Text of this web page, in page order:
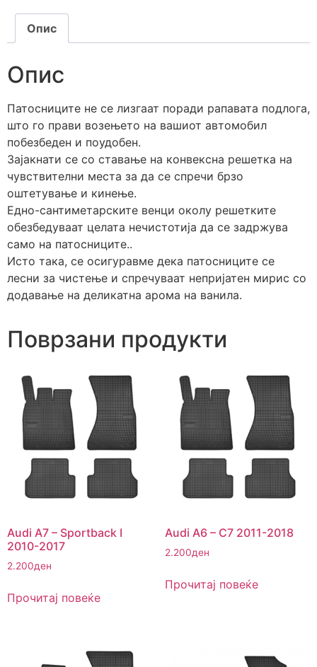
Опис
Опис
Патосниците не се лизгаат поради рапавата подлога,
што го прави возењето на вашиот автомобил
побезбеден и поудобен.
Зајакнати се со ставање на конвексна решетка на
чувствителни места за да се спречи брзо
оштетување и кинење.
Едно-сантиметарските венци околу решетките
обезбедуваат целата нечистотија да се задржува
само на патосниците..
Исто така, се осигуравме дека патосниците се
лесни за чистење и спречуваат непријатен мирис со
додавање на деликатна арома на ванила.
Поврзани продукти
Audi A7 – Sportback I
2010-2017
2.200ден
Прочитај повеќе
Audi A6 – C7 2011-2018
2.200ден
Прочитај повеќе